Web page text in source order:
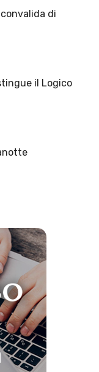
di
il Logico